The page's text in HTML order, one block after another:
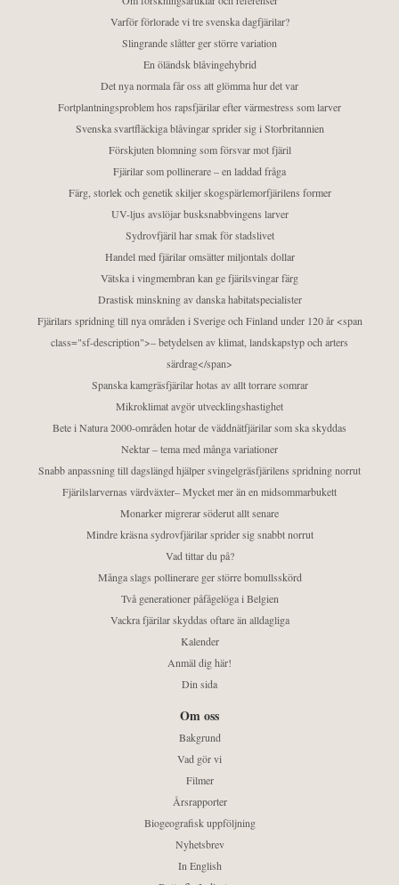
Varför förlorade vi tre svenska dagfjärilar?
Slingrande slåtter ger större variation
En öländsk blåvingehybrid
Det nya normala får oss att glömma hur det var
Fortplantningsproblem hos rapsfjärilar efter värmestress som larver
Svenska svartfläckiga blåvingar sprider sig i Storbritannien
Förskjuten blomning som försvar mot fjäril
Fjärilar som pollinerare – en laddad fråga
Färg, storlek och genetik skiljer skogspärlemorfjärilens former
UV-ljus avslöjar busksnabbvingens larver
Sydrovfjäril har smak för stadslivet
Handel med fjärilar omsätter miljontals dollar
Vätska i vingmembran kan ge fjärilsvingar färg
Drastisk minskning av danska habitatspecialister
Fjärilars spridning till nya områden i Sverige och Finland under 120 år <span
class="sf-description">– betydelsen av klimat, landskapstyp och arters
särdrag</span>
Spanska kamgräsfjärilar hotas av allt torrare somrar
Mikroklimat avgör utvecklingshastighet
Bete i Natura 2000-områden hotar de väddnätfjärilar som ska skyddas
Nektar – tema med många variationer
Snabb anpassning till dagslängd hjälper svingelgräsfjärilens spridning norrut
Fjärilslarvernas värdväxter– Mycket mer än en midsommarbukett
Monarker migrerar söderut allt senare
Mindre kräsna sydrovfjärilar sprider sig snabbt norrut
Vad tittar du på?
Många slags pollinerare ger större bomullsskörd
Två generationer påfågelöga i Belgien
Vackra fjärilar skyddas oftare än alldagliga
Kalender
Anmäl dig här!
Din sida
Om oss
Bakgrund
Vad gör vi
Filmer
Årsrapporter
Biogeografisk uppföljning
Nyhetsbrev
In English